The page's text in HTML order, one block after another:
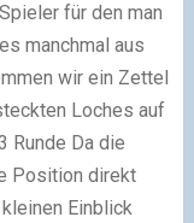
für den man
manchmal aus
wir ein Zettel
Loches auf
Runde Da die
Position direkt
Einblick